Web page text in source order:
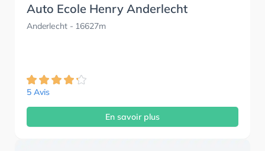
Auto Ecole Henry Anderlecht
Anderlecht- 16627m
5 Avis
En savoir plus